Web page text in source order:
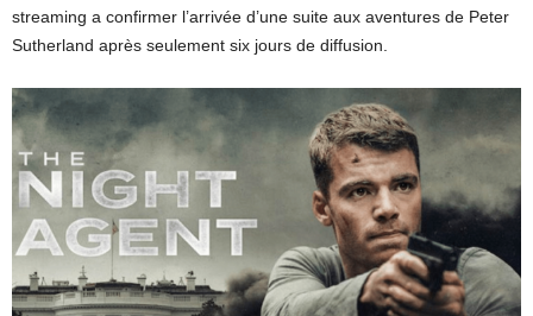
streaming a confirmer l’arrivée d’une suite aux aventures de Peter
Sutherland après seulement six jours de diffusion.